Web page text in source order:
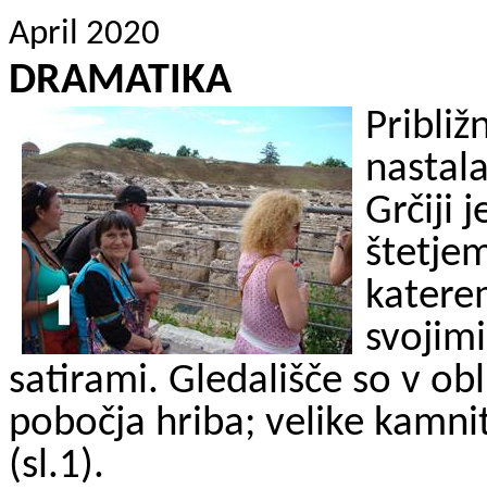
April 2020
DRAMATIKA
Grčiji
satirami. Gledališče so v
pobočja hriba; velike
(sl.1).